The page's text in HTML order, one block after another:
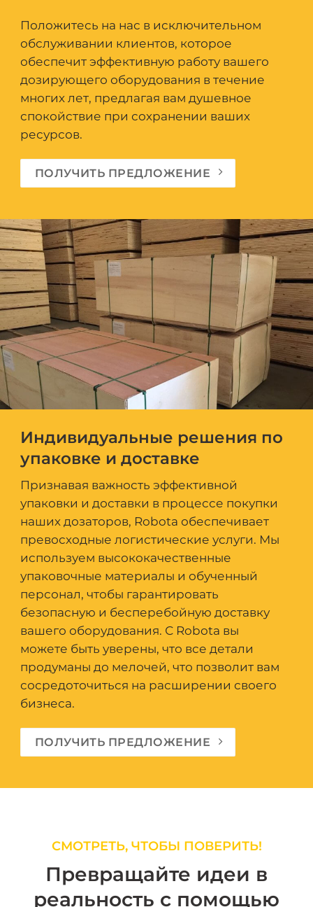
Положитесь на нас в исключительном
обслуживании клиентов, которое
обеспечит эффективную работу вашего
дозирующего оборудования в течение
многих лет, предлагая вам душевное
спокойствие при сохранении ваших
ресурсов.
ПОЛУЧИТЬ ПРЕДЛОЖЕНИЕ
Индивидуальные решения по
упаковке и доставке
Признавая важность эффективной
упаковки и доставки в процессе покупки
наших дозаторов, Robota обеспечивает
превосходные логистические услуги. Мы
используем высококачественные
упаковочные материалы и обученный
персонал, чтобы гарантировать
безопасную и бесперебойную доставку
вашего оборудования. С Robota вы
можете быть уверены, что все детали
продуманы до мелочей, что позволит вам
сосредоточиться на расширении своего
бизнеса.
ПОЛУЧИТЬ ПРЕДЛОЖЕНИЕ
СМОТРЕТЬ, ЧТОБЫ ПОВЕРИТЬ!
Превращайте идеи в
реальность с помощью